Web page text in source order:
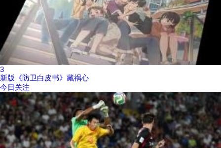
3
新版《防卫白皮书》藏祸心
今日关注